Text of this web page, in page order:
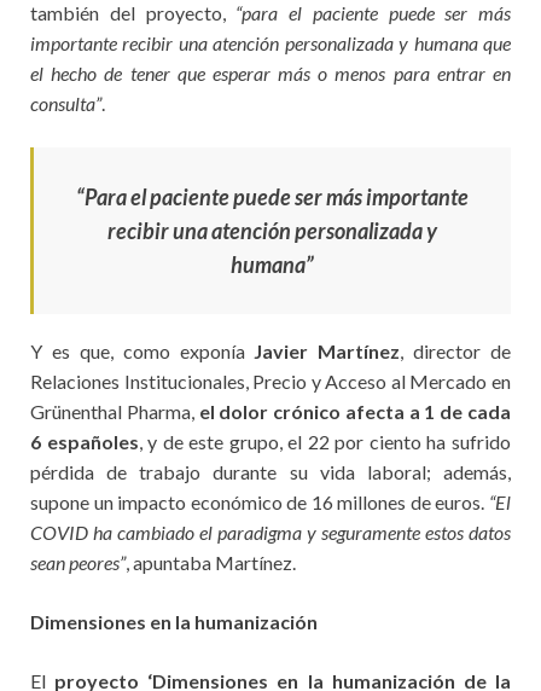
también del proyecto, “para el paciente puede ser más
importante recibir una atención personalizada y humana que
el hecho de tener que esperar más o menos para entrar en
consulta”.
“Para el paciente puede ser más importante
recibir una atención personalizada y
humana”
Y es que, como exponía Javier Martínez, director de
Relaciones Institucionales, Precio y Acceso al Mercado en
Grünenthal Pharma, el dolor crónico afecta a 1 de cada
6 españoles, y de este grupo, el 22 por ciento ha sufrido
pérdida de trabajo durante su vida laboral; además,
supone un impacto económico de 16 millones de euros. “El
COVID ha cambiado el paradigma y seguramente estos datos
sean peores”, apuntaba Martínez.
Dimensiones en la humanización
El proyecto ‘Dimensiones en la humanización de la